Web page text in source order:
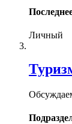
Личный